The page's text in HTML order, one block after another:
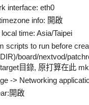
interface: eth0
info: 開啟
time: Asia/Taipei
scripts to run before
board/nextvod/
目錄, 原打算在此
-> Networking
開啟